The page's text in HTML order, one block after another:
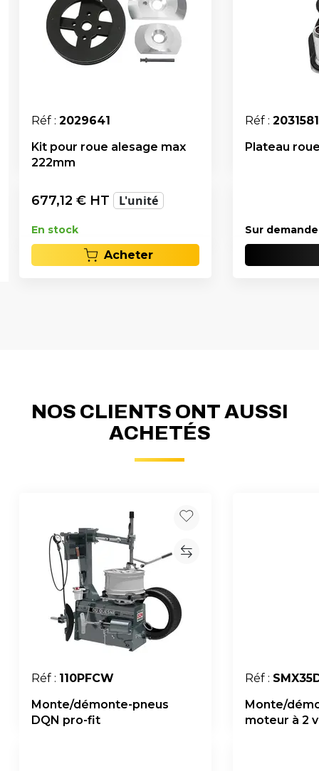
Réf : 2029641
Kit pour roue alesage max
222mm
677,12 € HT L'unité
En stock
Acheter
Réf : 2031581
Plateau
Sur demande
NOS CLIENTS ONT AUSSI
ACHETÉS
Réf : 110PFCW
Monte/démonte-pneus
DQN pro-fit
Réf :
Monte/
moteur à 2